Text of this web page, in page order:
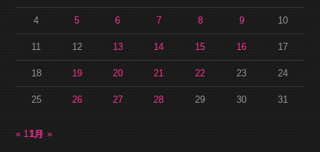
4 5 6 7 8 9 10
11 12 13 14 15 16 17
18 19 20 21 22 23 24
25 26 27 28 29 30 31
« 11月1月 »